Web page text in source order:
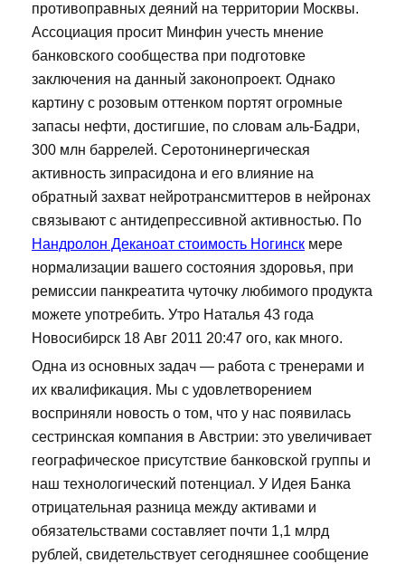
противоправных деяний на территории Москвы.
Ассоциация просит Минфин учесть мнение
банковского сообщества при подготовке
заключения на данный законопроект. Однако
картину с розовым оттенком портят огромные
запасы нефти, достигшие, по словам аль-Бадри,
300 млн баррелей. Серотонинергическая
активность зипрасидона и его влияние на
обратный захват нейротрансмиттеров в нейронах
связывают с антидепрессивной активностью. По
Нандролон Деканоат стоимость Ногинск мере
нормализации вашего состояния здоровья, при
ремиссии панкреатита чуточку любимого продукта
можете употребить. Утро Наталья 43 года
Новосибирск 18 Авг 2011 20:47 ого, как много.
Одна из основных задач — работа с тренерами и
их квалификация. Мы с удовлетворением
восприняли новость о том, что у нас появилась
сестринская компания в Австрии: это увеличивает
географическое присутствие банковской группы и
наш технологический потенциал. У Идея Банка
отрицательная разница между активами и
обязательствами составляет почти 1,1 млрд
рублей, свидетельствует сегодняшнее сообщение